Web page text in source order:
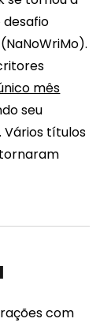
mês
seu
Vários títulos
com